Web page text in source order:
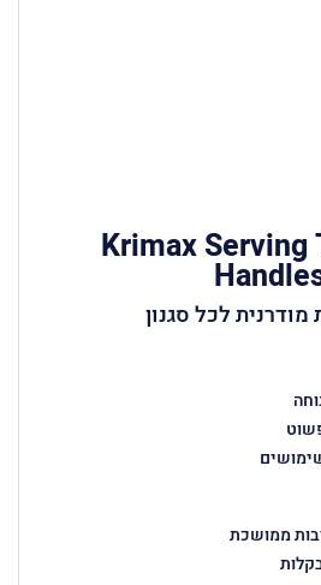
Krimax Serving
לכל סגנון
ממושכת